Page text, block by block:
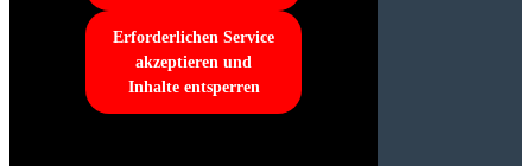
Erforderlichen Service
akzeptieren und
Inhalte entsperren